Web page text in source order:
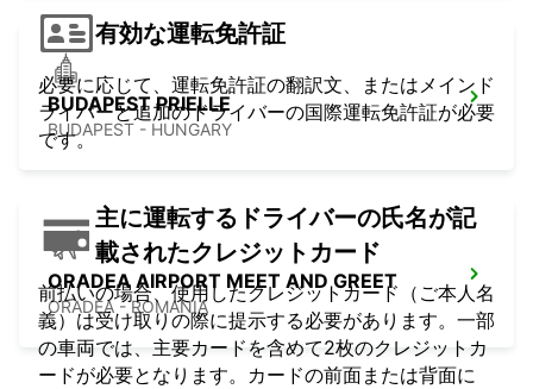
BUDAPEST PRIELLE
BUDAPEST - HUNGARY
ORADEA AIRPORT MEET AND GREET
ORADEA - ROMANIA
有効な運転免許証
必要に応じて、運転免許証の翻訳文、またはメインド
ライバーと追加のドライバーの国際運転免許証が必要
です。
主に運転するドライバーの氏名が記
載されたクレジットカード
前払いの場合、使用したクレジットカード（ご本人名
義）は受け取りの際に提示する必要があります。一部
の車両では、主要カードを含めて2枚のクレジットカ
ードが必要となります。カードの前面または背面に